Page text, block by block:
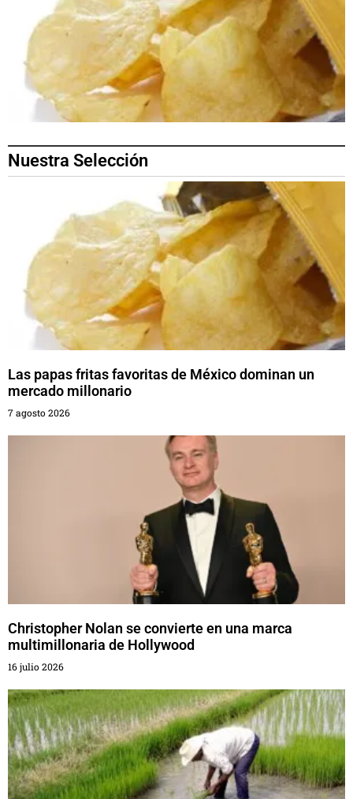
Nuestra Selección
Las papas fritas favoritas de México dominan un
mercado millonario
7 agosto 2026
Christopher Nolan se convierte en una marca
multimillonaria de Hollywood
16 julio 2026